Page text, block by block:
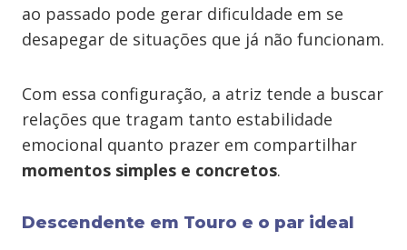
ao passado pode gerar dificuldade em se
desapegar de situações que já não funcionam.
Com essa configuração, a atriz tende a buscar
relações que tragam tanto estabilidade
emocional quanto prazer em compartilhar
momentos simples e concretos.
Descendente em Touro e o par ideal